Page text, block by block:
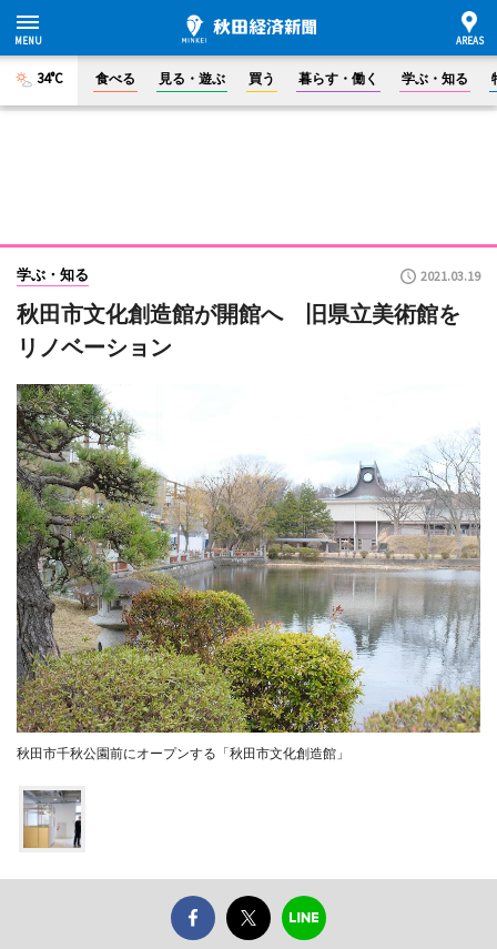
34°C 食べる 見る・遊ぶ 買う 暮らす・働く 学ぶ・知る
学ぶ・知る 2021.03.19
秋田市文化創造館が開館へ 旧県立美術館を
リノベーション
秋田市千秋公園前にオープンする「秋田市文化創造館」